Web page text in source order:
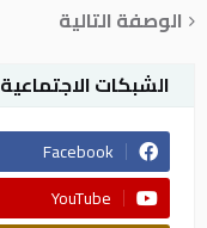
الوصفة التالية
الشبكات الاجتماعية
Facebook
YouTube